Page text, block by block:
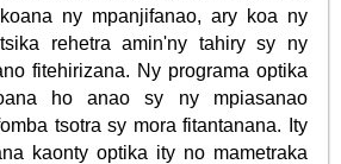
ny mpanjifanao, ary koa ny
rehetra amin'ny tahiry sy ny
fitehirizana. Ny programa optika
ho anao sy ny mpiasanao
tsotra sy mora fitantanana. Ity
kaonty optika ity no mametraka